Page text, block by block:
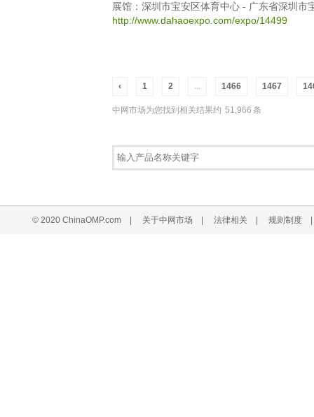
展馆：深圳市宝安区体育中心 - 广东省深圳市
http://www.dahaoexpo.com/expo/14499
‹ 1 2 ... 1466 1467
中网市场为您找到相关结果约 51,966 条
© 2020 ChinaOMP.com| 关于中网市场 法律相关 规则制度